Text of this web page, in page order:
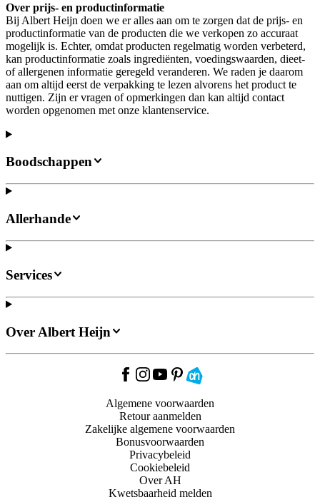
Over prijs- en productinformatie
Bij Albert Heijn doen we er alles aan om te zorgen dat de prijs- en
productinformatie van de producten die we verkopen zo accuraat
mogelijk is. Echter, omdat producten regelmatig worden verbeterd,
kan productinformatie zoals ingrediënten, voedingswaarden, dieet-
of allergenen informatie geregeld veranderen. We raden je daarom
aan om altijd eerst de verpakking te lezen alvorens het product te
nuttigen. Zijn er vragen of opmerkingen dan kan altijd contact
worden opgenomen met onze klantenservice.
Boodschappen
Allerhande
Services
Over Albert Heijn
Algemene voorwaarden
Retour aanmelden
Zakelijke algemene voorwaarden
Bonusvoorwaarden
Privacybeleid
Cookiebeleid
Over AH
Kwetsbaarheid melden